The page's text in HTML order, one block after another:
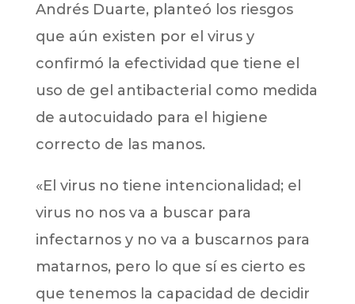
Andrés Duarte, planteó los riesgos
que aún existen por el virus y
confirmó la efectividad que tiene el
uso de gel antibacterial como medida
de autocuidado para el higiene
correcto de las manos.
«El virus no tiene intencionalidad; el
virus no nos va a buscar para
infectarnos y no va a buscarnos para
matarnos, pero lo que sí es cierto es
que tenemos la capacidad de decidir